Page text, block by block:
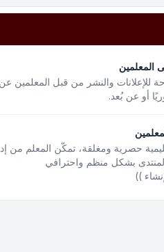
المعلمين
للإعلانات والنشر من قبل المعلمين
أو عن بُعد.
حصرية ومغلقة، تمكّن المعلم من
بشكل منظم واحترافي
))